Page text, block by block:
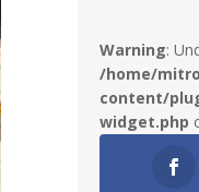
Warning:
/home/
content/
widget.php